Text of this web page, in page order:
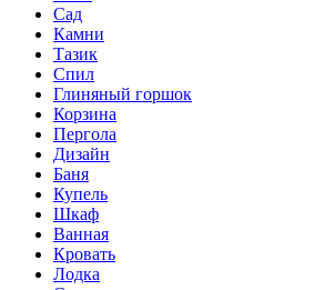
Сад
Камни
Тазик
Спил
Глиняный горшок
Корзина
Пергола
Дизайн
Баня
Купель
Шкаф
Ванная
Кровать
Лодка